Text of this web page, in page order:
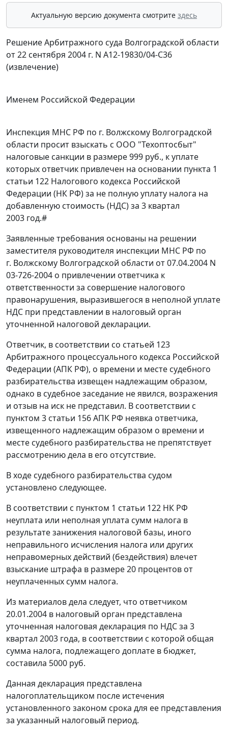
Актуальную версию документа смотрите здесь
Решение Арбитражного суда Волгоградской области
от 22 сентября 2004 г. N А12-19830/04-С36
(извлечение)
Именем Российской Федерации
Инспекция МНС РФ по г. Волжскому Волгоградской
области просит взыскать с ООО "Техоптосбыт"
налоговые санкции в размере 999 руб., к уплате
которых ответчик привлечен на основании пункта 1
статьи 122 Налогового кодекса Российской
Федерации (НК РФ) за не полную уплату налога на
добавленную стоимость (НДС) за 3 квартал
2003 год.#
Заявленные требования основаны на решении
заместителя руководителя инспекции МНС РФ по
г. Волжскому Волгоградской области от 07.04.2004 N
03-726-2004 о привлечении ответчика к
ответственности за совершение налогового
правонарушения, выразившегося в неполной уплате
НДС при представлении в налоговый орган
уточненной налоговой декларации.
Ответчик, в соответствии со статьей 123
Арбитражного процессуального кодекса Российской
Федерации (АПК РФ), о времени и месте судебного
разбирательства извещен надлежащим образом,
однако в судебное заседание не явился, возражения
и отзыв на иск не представил. В соответствии с
пунктом 3 статьи 156АПК РФ неявка ответчика,
извещенного надлежащим образом о времени и
месте судебного разбирательства не препятствует
рассмотрению дела в его отсутствие.
В ходе судебного разбирательства судом
установлено следующее.
В соответствии с пунктом 1 статьи 122 НК РФ
неуплата или неполная уплата сумм налога в
результате занижения налоговой базы, иного
неправильного исчисления налога или других
неправомерных действий (бездействия) влечет
взыскание штрафа в размере 20 процентов от
неуплаченных сумм налога.
Из материалов дела следует, что ответчиком
20.01.2004 в налоговый орган представлена
уточненная налоговая декларация по НДС за 3
квартал 2003 года, в соответствии с которой общая
сумма налога, подлежащего доплате в бюджет,
составила 5000 руб.
Данная декларация представлена
налогоплательщиком после истечения
установленного законом срока для ее представления
за указанный налоговый период.